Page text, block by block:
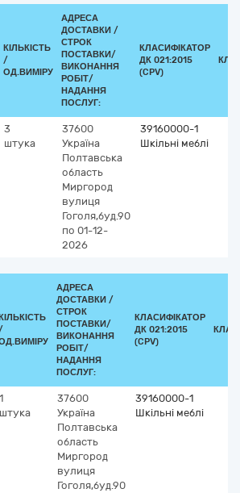
КІЛЬКІСТЬ
/
ОД.ВИМІРУ
АДРЕСА
ДОСТАВКИ /
СТРОК
ПОСТАВКИ/
ВИКОНАННЯ
РОБІТ/
НАДАННЯ
ПОСЛУГ:
КЛАСИФІКАТОР
ДК 021:2015
(CPV)
3
штука
37600
Україна
Полтавська
область
Миргород
вулиця
Гоголя,буд.90
по 01-12-
2026
39160000-1
Шкільні меблі
АДРЕСА
ДОСТАВКИ /
СТРОК
ПОСТАВКИ/
ВИКОНАННЯ
РОБІТ/
НАДАННЯ
ПОСЛУГ:
КЛАСИФІКАТОР
ДК 021:2015
(CPV)
1
штука
37600
Україна
Полтавська
область
Миргород
вулиця
Гоголя,буд.90
39160000-1
Шкільні меблі